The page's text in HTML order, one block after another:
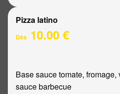
Pizza latino
Dès 10.00 €
Base sauce tomate,
sauce barbecue